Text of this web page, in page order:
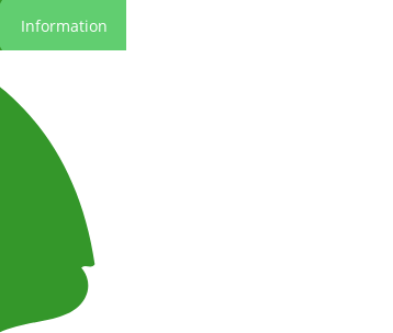
Information